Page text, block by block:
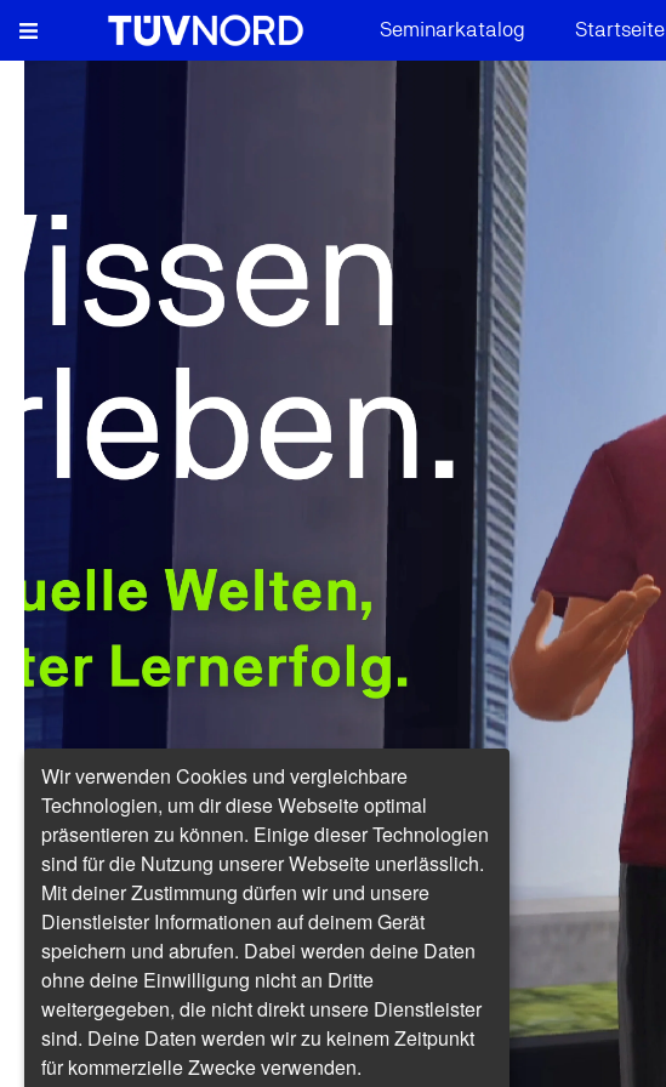
Seminarkatalog Startseite
Wir verwenden Cookies und vergleichbare
Technologien, um dir diese Webseite optimal
präsentieren zu können. Einige dieser Technologien
sind für die Nutzung unserer Webseite unerlässlich.
Mit deiner Zustimmung dürfen wir und unsere
Dienstleister Informationen auf deinem Gerät
speichern und abrufen. Dabei werden deine Daten
ohne deine Einwilligung nicht an Dritte
weitergegeben, die nicht direkt unsere Dienstleister
sind. Deine Daten werden wir zu keinem Zeitpunkt
für kommerzielle Zwecke verwenden.